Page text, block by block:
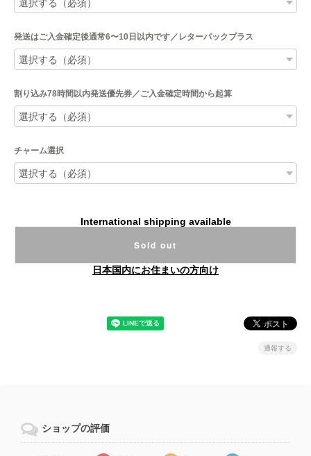
発送はご入金確定後通常6〜10日以内です／レターパックプラス
割り込み78時間以内発送優先券／ご入金確定時間から起算
チャーム選択
International shipping available
Sold out
日本国内にお住まいの方向け
通報する
ショップの評価